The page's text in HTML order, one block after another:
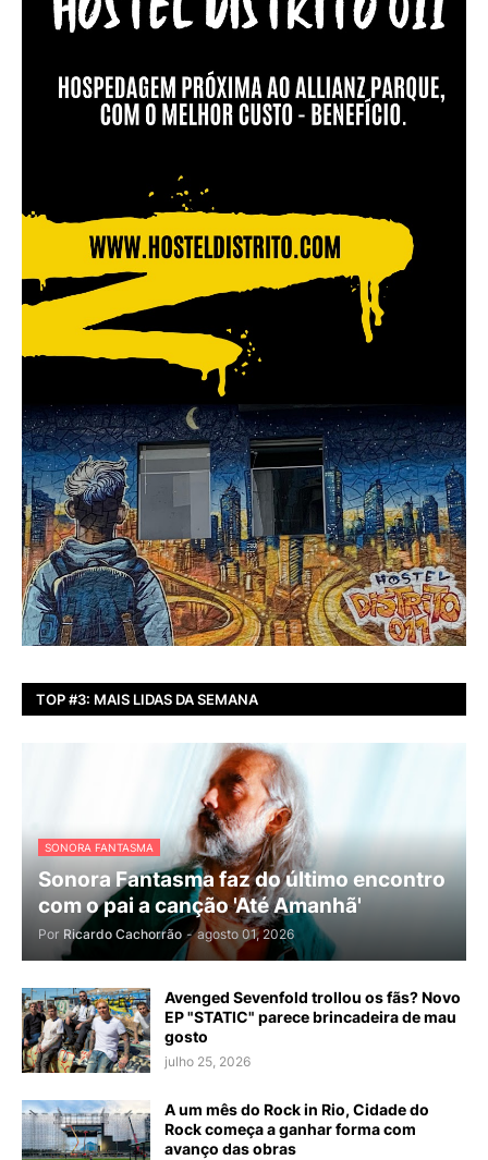
TOP #3: MAIS LIDAS DA SEMANA
SONORA FANTASMA
Sonora Fantasma faz do último encontro
com o pai a canção 'Até Amanhã'
Por Ricardo Cachorrão - agosto 01, 2026
Avenged Sevenfold trollou os fãs? Novo
EP "STATIC" parece brincadeira de mau
gosto
julho 25, 2026
A um mês do Rock in Rio, Cidade do
Rock começa a ganhar forma com
avanço das obras